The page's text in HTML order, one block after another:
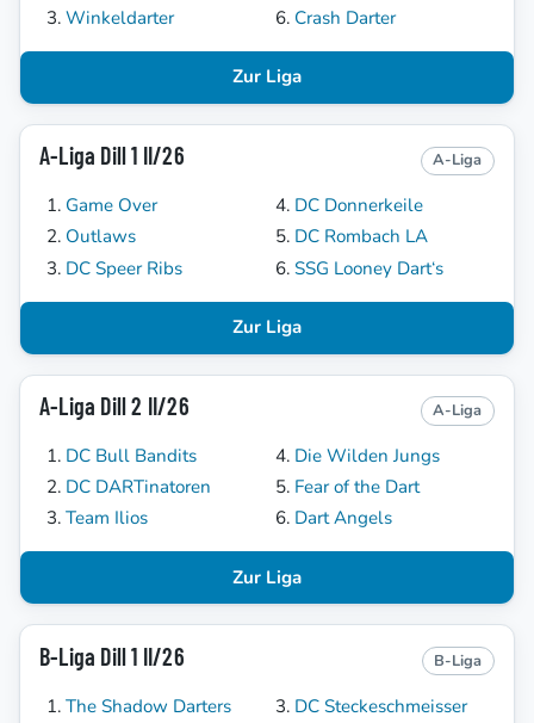
Winkeldarter
Crash Darter
Zur Liga
A-Liga Dill 1 II/26 A-Liga
Game Over
Outlaws
DC Speer Ribs
DC Donnerkeile
DC Rombach LA
SSG Looney Dart‘s
Zur Liga
A-Liga Dill 2 II/26 A-Liga
DC Bull Bandits
DC DARTinatoren
Team Ilios
Die Wilden Jungs
Fear of the Dart
Dart Angels
Zur Liga
B-Liga Dill 1 II/26 B-Liga
The Shadow Darters
DC Steckeschmeisser